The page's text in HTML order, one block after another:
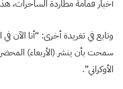
أخبار قمامة مطاردة الساحرات،
وتابع في تغريدة أخرى: “أنا الآن
سمحت بأن ينشر (الأربعاء)
الأوكراني”.